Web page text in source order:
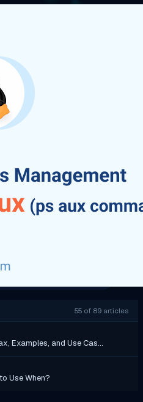
55 of 89 articles
Examples, and Use Cas…
Use When?